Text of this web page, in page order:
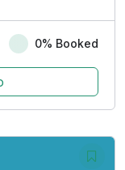
0% Booked